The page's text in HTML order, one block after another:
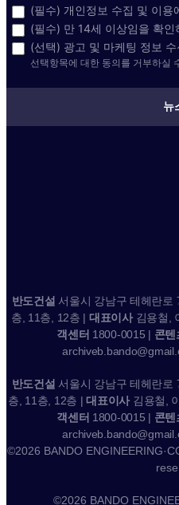
(필수) 개인정보 수집 및 이용
(필수) 만 14세 이상임을 확인
(선택) 광고 및 마케팅 정보
선택항목에 대한 동의를 거부하실
뉴
반도건설 서울시 강남구 테헤란로
층, 11층, 12층 | 대표이사김용철,
객센터 1800-0015 | 콘텐
반도건설 서울시 강남구 테헤란로
층, 11층, 12층 |대표이사 김용철,
객센터 1800-0015 | 콘텐
©2026 BANDO
©2026 BANDO